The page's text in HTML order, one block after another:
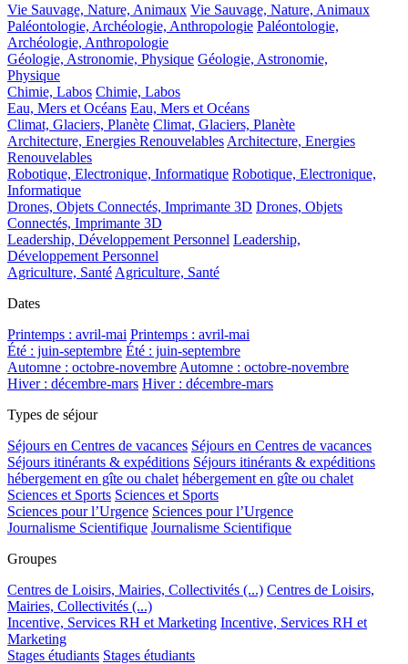
Vie Sauvage, Nature, Animaux Vie Sauvage, Nature, Animaux
Paléontologie, Archéologie, Anthropologie Paléontologie,
Archéologie, Anthropologie
Géologie, Astronomie, Physique Géologie, Astronomie,
Physique
Chimie, Labos Chimie, Labos
Eau, Mers et Océans Eau, Mers et Océans
Climat, Glaciers, Planète Climat, Glaciers, Planète
Architecture, Energies Renouvelables Architecture, Energies
Renouvelables
Robotique, Electronique, Informatique Robotique, Electronique,
Informatique
Drones, Objets Connectés, Imprimante 3D Drones, Objets
Connectés, Imprimante 3D
Leadership, Développement Personnel Leadership,
Développement Personnel
Agriculture, Santé Agriculture, Santé
Dates
Printemps : avril-mai Printemps : avril-mai
Été : juin-septembre Été : juin-septembre
Automne : octobre-novembre Automne : octobre-novembre
Hiver : décembre-mars Hiver : décembre-mars
Types de séjour
Séjours en Centres de vacances Séjours en Centres de vacances
Séjours itinérants & expéditions Séjours itinérants & expéditions
hébergement en gîte ou chalet hébergement en gîte ou chalet
Sciences et Sports Sciences et Sports
Sciences pour l’Urgence Sciences pour l’Urgence
Journalisme Scientifique Journalisme Scientifique
Groupes
Centres de Loisirs, Mairies, Collectivités (...) Centres de Loisirs,
Mairies, Collectivités (...)
Incentive, Services RH et Marketing Incentive, Services RH et
Marketing
Stages étudiants Stages étudiants